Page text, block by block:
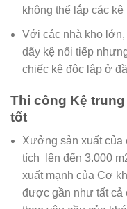
không thể lắp các kệ
Với các nhà kho
dãy kệ nối tiếp
chiếc kệ độc lập ở
Thi công Kệ
tốt
Xưởng sản xuất của
tích lên đến 3.000
xuất mạnh của Cơ
được gần như tất cả